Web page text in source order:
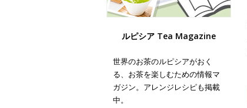
ルピシア Tea Magazine
世界のお茶のルピシアがおく
る、お茶を楽しむための情報マ
ガジン。アレンジレシピも掲載
中。